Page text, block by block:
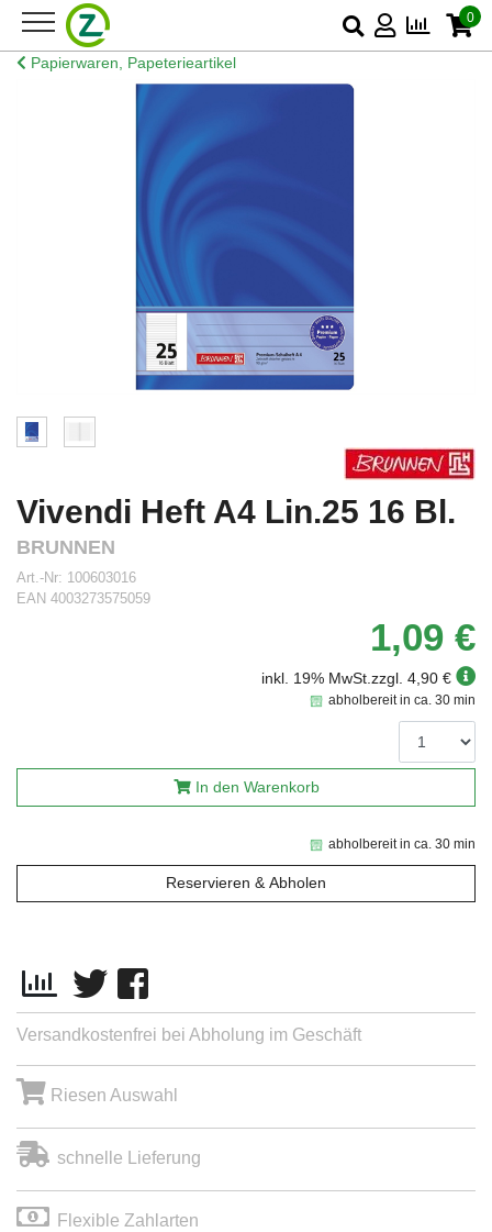
0
Papierwaren, Papeterieartikel
Vivendi Heft A4 Lin.25 16 Bl.
BRUNNEN
Art.-Nr: 100603016
EAN 4003273575059
1,09 €
inkl. 19% MwSt.zzgl. 4,90 €
abholbereit in ca. 30 min
Reservieren & Abholen
abholbereit in ca. 30 min
In den Warenkorb
Versandkostenfrei bei Abholung im Geschäft
Riesen Auswahl
schnelle Lieferung
Flexible Zahlarten